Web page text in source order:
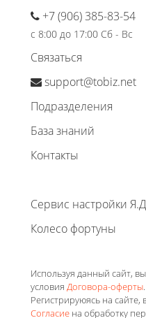
+7 (906) 385-83-54
с 8:00 до 17:00 Сб - Вс
Связаться
support@tobiz.net
Подразделения
База знаний
Контакты
Сервис настройки
Колесо фортуны
Используя данный сайт,
условия Договора-оферты.
Регистрируюясь на
Согласие на обработку